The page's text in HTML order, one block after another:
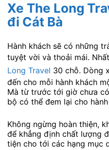
Xe The Long
đi Cát Bà
Hành khách sẽ có những
tuyệt vời và thoải mái.
Long Travel 30 chỗ. Dòng
đến cho mỗi hành khách
Mà từ trước tới giờ chưa
bộ có thể đem lại cho
Không ngừng hoàn thiện,
để khẳng định chất lượng
tiện cho tới các hạng mục